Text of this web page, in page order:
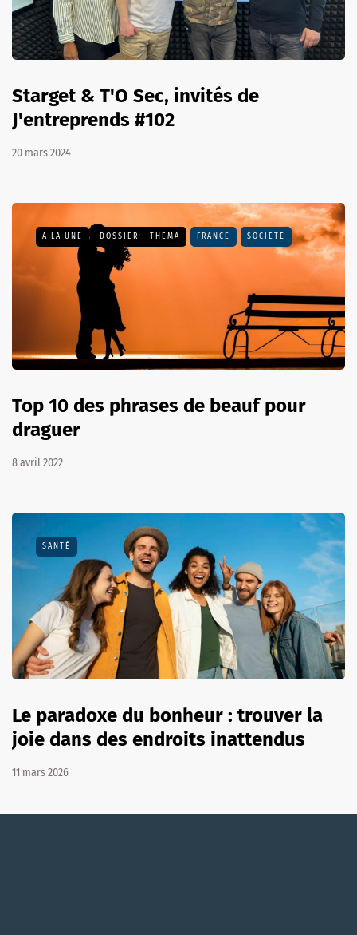
Starget & T'O Sec, invités de
J'entreprends #102
20 mars 2024
A LA UNE DOSSIER - THEMA FRANCE SOCIÉTÉ
Top 10 des phrases de beauf pour
draguer
8 avril 2022
SANTÉ
Le paradoxe du bonheur : trouver la
joie dans des endroits inattendus
11 mars 2026